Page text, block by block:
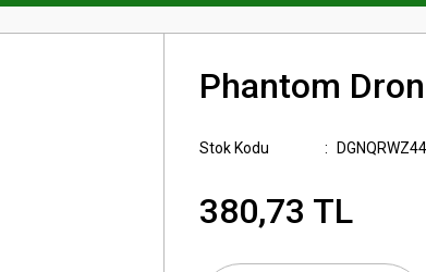
Phantom
Stok Kodu
380,73 TL